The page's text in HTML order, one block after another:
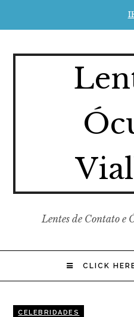
Lentes de Contato e
CLICK
CELEBRIDADES